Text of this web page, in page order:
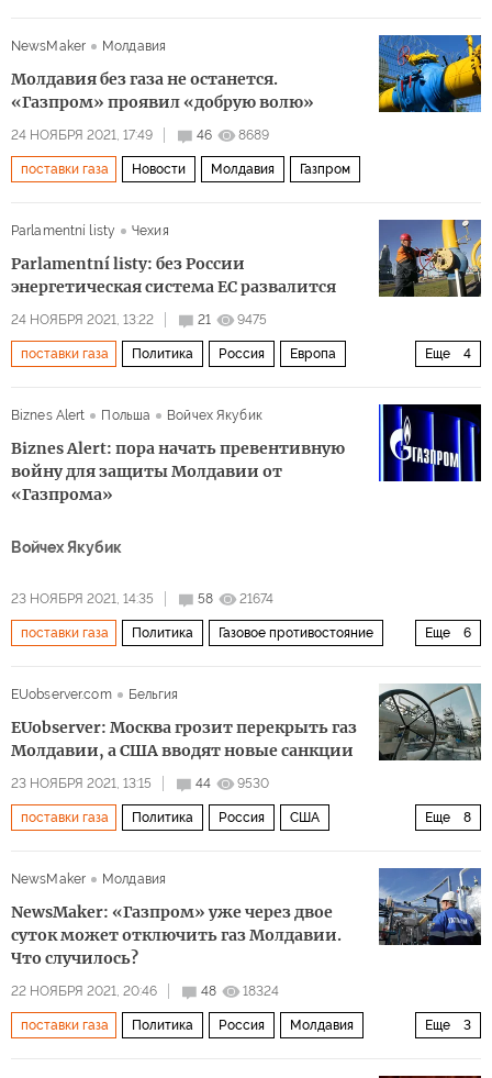
NewsMaker Молдавия
Молдавия без газа не останется.
«Газпром» проявил «добрую волю»
24 НОЯБРЯ 2021, 17:49 46 8689
поставки газа Новости Молдавия Газпром
Parlamentní listy Чехия
Parlamentní listy: без России
энергетическая система ЕС развалится
24 НОЯБРЯ 2021, 13:22 21 9475
Еще 4
поставки газа Политика Россия Европа
Biznes Alert Польша Войчех Якубик
Biznes Alert: пора начать превентивную
войну для защиты Молдавии от
«Газпрома»
Войчех Якубик
23 НОЯБРЯ 2021, 14:35 58 21674
Еще 6
поставки газа Политика Газовое противостояние
EUobserver.com Бельгия
EUobserver: Москва грозит перекрыть газ
Молдавии, а США вводят новые санкции
23 НОЯБРЯ 2021, 13:15 44 9530
Еще 8
поставки газа Политика Россия США
мигранты
NewsMaker Молдавия
NewsMaker: «Газпром» уже через двое
суток может отключить газ Молдавии.
Что случилось?
22 НОЯБРЯ 2021, 20:46 48 18324
Еще 3
поставки газа Политика Россия Молдавия